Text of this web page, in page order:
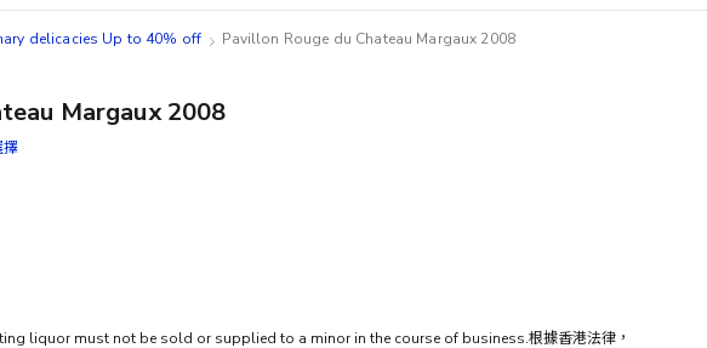
delicacies​ Up to 40% off Pavillon Rouge du Chateau Margaux 2008
Margaux 2008
擇
liquor must not be sold or supplied to a minor in the course of business.根據香港法律，